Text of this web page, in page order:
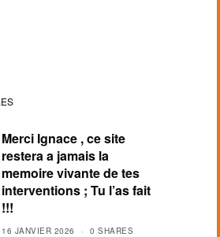
Merci Ignace , ce site
restera a jamais la
memoire vivante de tes
interventions ; Tu l’as fait
!!!
16 JANVIER 2026 0 SHARES